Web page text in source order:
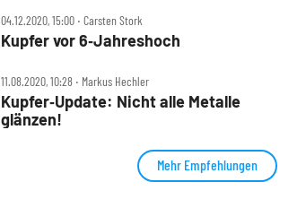
04.12.2020, 15:00 ‧ Carsten Stork
Kupfer vor 6‑Jahreshoch
11.08.2020, 10:28 ‧ Markus Hechler
Kupfer‑Update: Nicht alle Metalle
glänzen!
Mehr Empfehlungen